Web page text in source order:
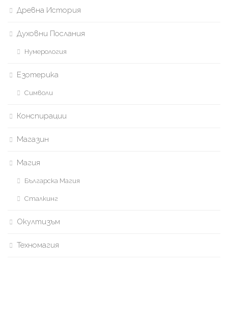
Древна История
Духовни Послания
Нумерология
Езотерика
Символи
Конспирации
Магазин
Магия
Българска Магия
Сталкинг
Окултизъм
Техномагия